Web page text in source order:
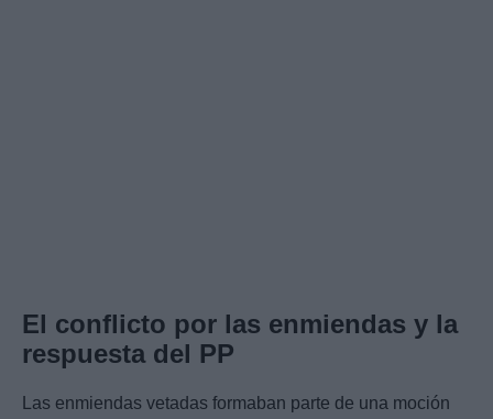
El conflicto por las enmiendas y la
respuesta del PP
Las enmiendas vetadas formaban parte de una moción